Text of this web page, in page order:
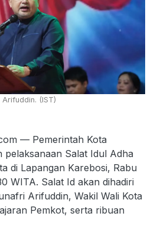
(IST)
— Pemerintah Kota
pelaksanaan Salat Idul Adha
di Lapangan Karebosi, Rabu
WITA. Salat Id akan dihadiri
Arifuddin, Wakil Wali Kota
Pemkot, serta ribuan